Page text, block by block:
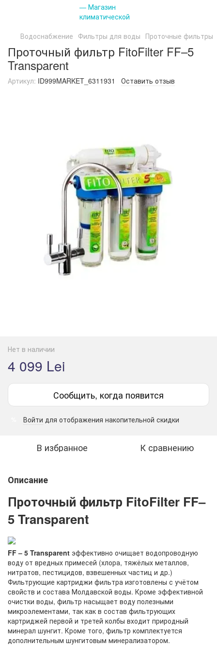
Водоснабжение Фильтры для воды Проточные фильтры
Проточный фильтр FitoFilter FF–5
Transparent
Артикул: ID999MARKET_6311931 Оставить отзыв
Нет в наличии
4 099 Lei
Сообщить, когда появится
Войти для отображения накопительной скидки
В избранное К сравнению
Описание
Проточный фильтр FitoFilter FF–
5 Transparent
FF – 5 Transparent эффективно очищает водопроводную
воду от вредных примесей (хлора, тяжёлых металлов,
нитратов, пестицидов, взвешенных частиц и др.)
Фильтрующие картриджи фильтра изготовлены с учётом
свойств и состава Молдавской воды. Кроме эффективной
очистки воды, фильтр насыщает воду полезными
микроэлементами, так как в состав фильтрующих
картриджей первой и третей колбы входит природный
минерал шунгит. Кроме того, фильтр комплектуется
дополнительным шунгитовым минерализатором.